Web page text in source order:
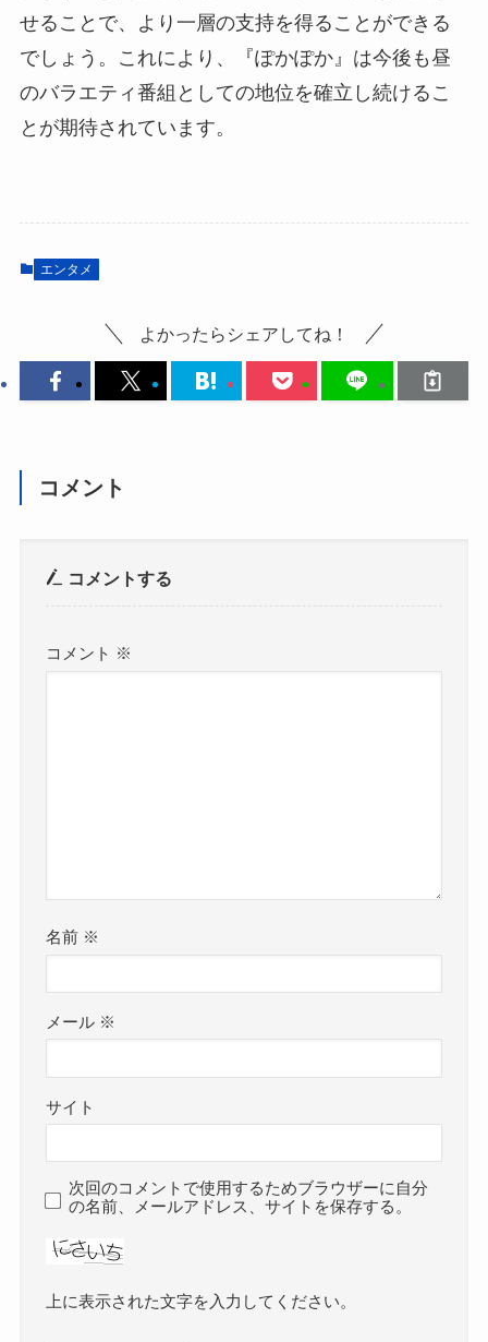
せることで、より一層の支持を得ることができる
でしょう。これにより、『ぽかぽか』は今後も昼
のバラエティ番組としての地位を確立し続けるこ
とが期待されています。
エンタメ
よかったらシェアしてね！
コメント
コメントする
コメント ※
名前 ※
メール ※
サイト
次回のコメントで使用するためブラウザーに自分
の名前、メールアドレス、サイトを保存する。
上に表示された文字を入力してください。